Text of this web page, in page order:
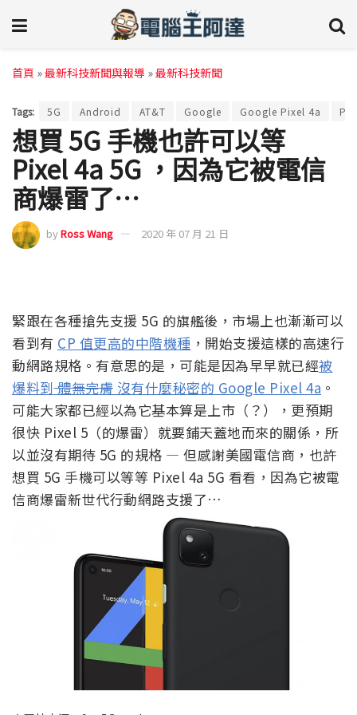
首頁 »最新科技新聞與報導 »最新科技新聞
Tags: 5G Android AT&T Google Google Pixel 4a
想買 5G 手機也許可以等
Pixel 4a 5G ，因為它被電信
商爆雷了…
byRoss Wang 2020 年 07 月 21 日
緊跟在各種搶先支援 5G 的旗艦後，市場上也漸漸可以
看到有 CP 值更高的中階機種 ，開始支援這樣的高速行
動網路規格。有意思的是，可能是因為早早就已經被
爆料到體無完膚 沒有什麼秘密的 Google Pixel 4a 。
可能大家都已經以為它基本算是上市（？），更預期
很快 Pixel 5（的爆雷）就要鋪天蓋地而來的關係，所
以並沒有期待 5G 的規格 — 但感謝美國電信商，也許
想買 5G 手機可以等等 Pixel 4a 5G 看看，因為它被電
信商爆雷新世代行動網路支援了…